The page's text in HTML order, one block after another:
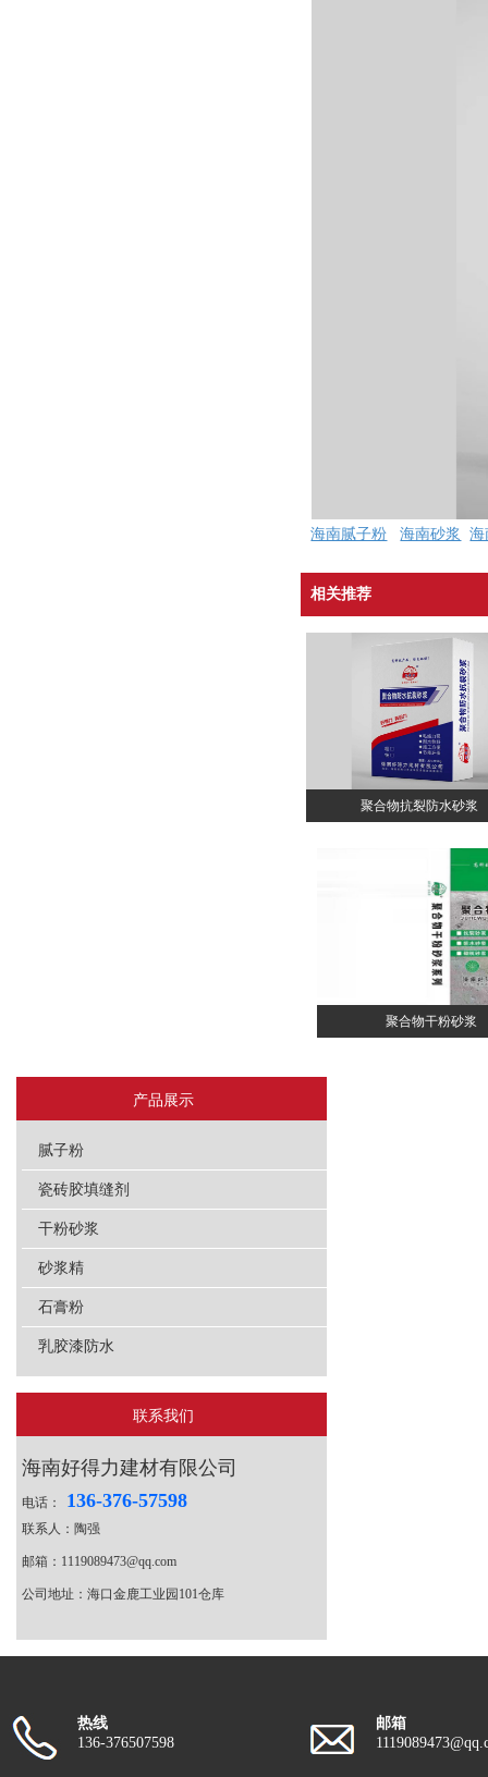
海南腻子粉 海南砂浆 海
相关推荐
聚合物抗裂防水砂浆
聚合物干粉砂浆
产品展示
腻子粉
瓷砖胶填缝剂
干粉砂浆
砂浆精
石膏粉
乳胶漆防水
联系我们
海南好得力建材有限公司
电话： 136-376-57598
联系人：陶强
邮箱：1119089473@qq.com
公司地址：海口金鹿工业园101仓库
热线
136-376507598
邮箱